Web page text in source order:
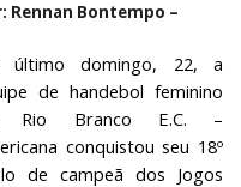
Rennan Bontempo –
último domingo, 22, a
de handebol feminino
Rio Branco E.C. –
conquistou seu 18º
de campeã dos Jogos